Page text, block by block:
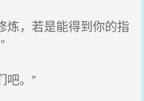
，若是能得到你的指
吧。”